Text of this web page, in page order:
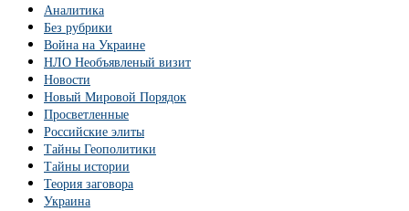
Аналитика
Без рубрики
Война на Украине
НЛО Необъявленый визит
Новости
Новый Мировой Порядок
Просветленные
Российские элиты
Тайны Геополитики
Тайны истории
Теория заговора
Украина